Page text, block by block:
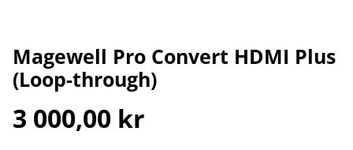
Magewell Pro Convert HDMI Plus
(Loop-through)
3 000,00 kr